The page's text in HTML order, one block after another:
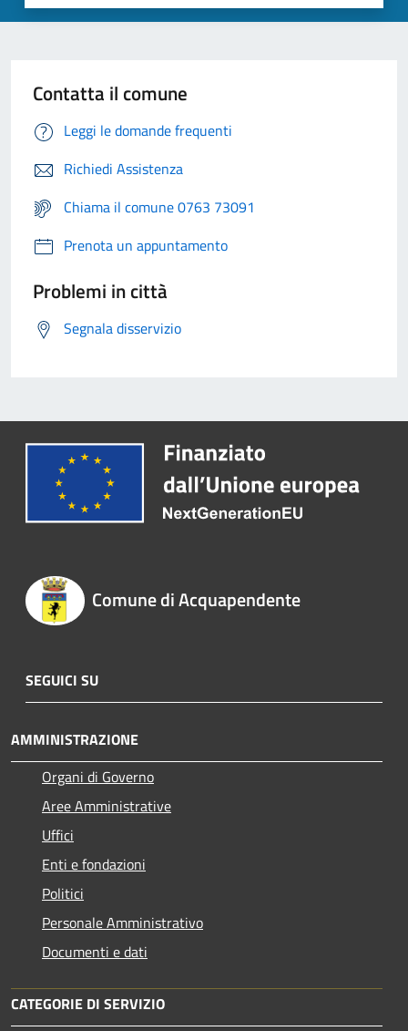
Contatta il comune
Leggi le domande frequenti
Richiedi Assistenza
Chiama il comune 0763 73091
Prenota un appuntamento
Problemi in città
Segnala disservizio
Comune di Acquapendente
SEGUICI SU
AMMINISTRAZIONE
Organi di Governo
Aree Amministrative
Uffici
Enti e fondazioni
Politici
Personale Amministrativo
Documenti e dati
CATEGORIE DI SERVIZIO